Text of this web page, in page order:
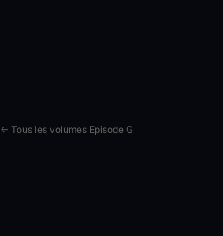
← Tous les volumes Episode G